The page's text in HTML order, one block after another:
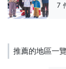
7
推薦的地區一覽